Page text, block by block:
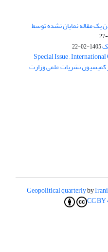
مقاله نمایان نشده توسط
1405-02-22
Special Issue –
کمیسیون نشریات علمی وزارت
Geopolitical quarterlyby
CC